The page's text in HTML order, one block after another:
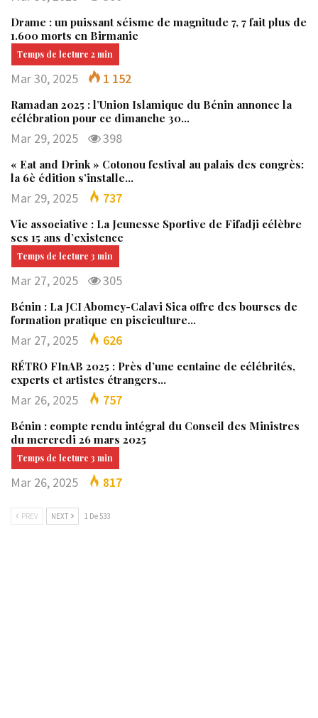
Drame : un puissant séisme de magnitude 7, 7 fait plus de
1.600 morts en Birmanie
Mar 30, 2025 1 152
Ramadan 2025 : l’Union Islamique du Bénin annonce la
célébration pour ce dimanche 30…
Mar 29, 2025 398
« Eat and Drink » Cotonou festival au palais des congrès:
la 6è édition s’installe…
Mar 29, 2025 737
Vie associative : La Jeunesse Sportive de Fifadji célèbre
ses 15 ans d’existence
Mar 27, 2025 305
Bénin : La JCI Abomey-Calavi Sica offre des bourses de
formation pratique en pisciculture…
Mar 27, 2025 626
RÉTRO FInAB 2025 : Près d’une centaine de célébrités,
experts et artistes étrangers…
Mar 26, 2025 757
Bénin : compte rendu intégral du Conseil des Ministres
du mercredi 26 mars 2025
Mar 26, 2025 817
PREV NEXT 1 De 533